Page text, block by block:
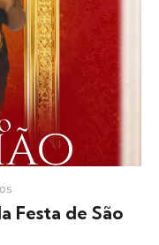
Festa de São